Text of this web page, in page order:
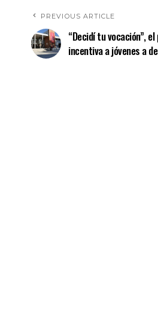
PREVIOUS ARTICLE
“Decidí tu vocación”,
incentiva a jóvenes a